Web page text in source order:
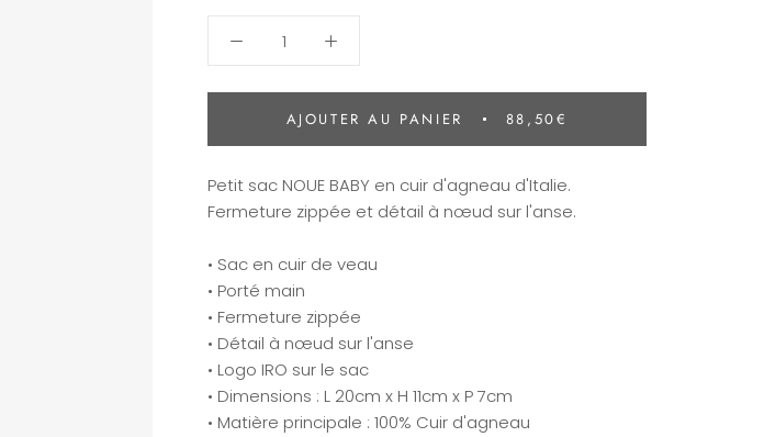
AJOUTER AU PANIER 88,50€
Petit sac NOUE BABY en cuir d'agneau d'Italie.
Fermeture zippée et détail à nœud sur l'anse.
• Sac en cuir de veau
• Porté main
• Fermeture zippée
• Détail à nœud sur l'anse
• Logo IRO sur le sac
• Dimensions : L 20cm x H 11cm x P 7cm
• Matière principale : 100% Cuir d'agneau